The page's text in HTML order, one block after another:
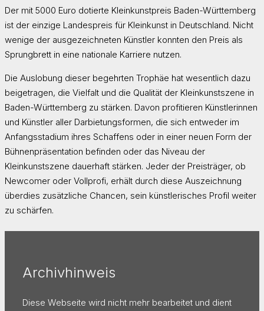
Der mit 5000 Euro dotierte Kleinkunstpreis Baden-Württemberg
ist der einzige Landespreis für Kleinkunst in Deutschland. Nicht
wenige der ausgezeichneten Künstler konnten den Preis als
Sprungbrett in eine nationale Karriere nutzen.
Die Auslobung dieser begehrten Trophäe hat wesentlich dazu
beigetragen, die Vielfalt und die Qualität der Kleinkunstszene in
Baden-Württemberg zu stärken. Davon profitieren Künstlerinnen
und Künstler aller Darbietungsformen, die sich entweder im
Anfangsstadium ihres Schaffens oder in einer neuen Form der
Bühnenpräsentation befinden oder das Niveau der
Kleinkunstszene dauerhaft stärken. Jeder der Preisträger, ob
Newcomer oder Vollprofi, erhält durch diese Auszeichnung
überdies zusätzliche Chancen, sein künstlerisches Profil weiter
zu schärfen.
Archivhinweis
Diese Webseite wird nicht mehr bearbeitet und dient